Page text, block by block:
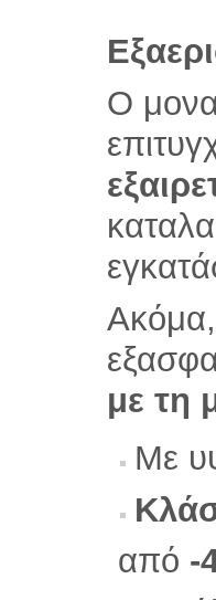
Ο
Ακόμα,
με τη
Mε
από -